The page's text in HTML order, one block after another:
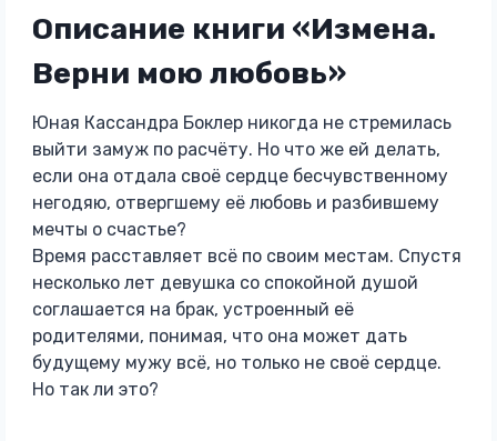
Описание книги «Измена.
Верни мою любовь»
Юная Кассандра Боклер никогда не стремилась
выйти замуж по расчёту. Но что же ей делать,
если она отдала своё сердце бесчувственному
негодяю, отвергшему её любовь и разбившему
мечты о счастье?
Время расставляет всё по своим местам. Спустя
несколько лет девушка со спокойной душой
соглашается на брак, устроенный её
родителями, понимая, что она может дать
будущему мужу всё, но только не своё сердце.
Но так ли это?